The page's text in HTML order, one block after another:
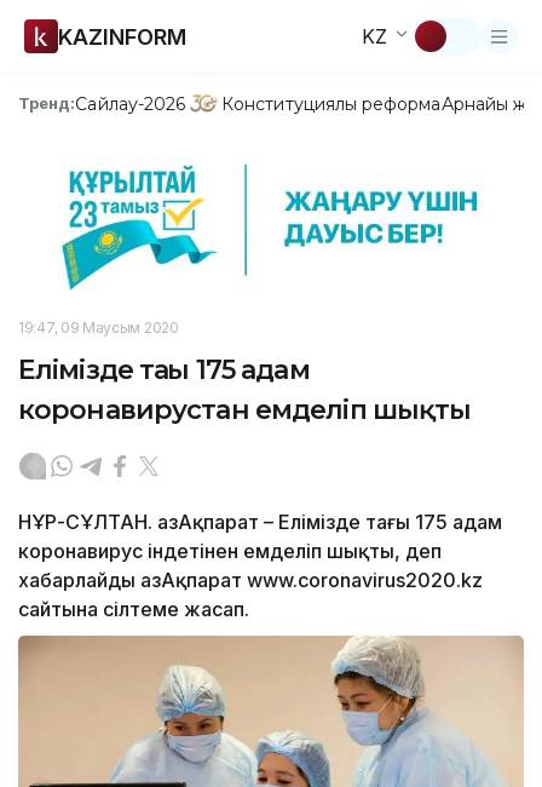
KAZINFORM KZ
Тренд:Сайлау-2026 Конституциялық реформаАрнайы
19:47, 09 Маусым 2020
Елімізде тағы 175 адам
коронавирустан емделіп шықты
НҰР-СҰЛТАН. ҚазАқпарат – Елімізде тағы 175 адам
коронавирус індетінен емделіп шықты, деп
хабарлайды ҚазАқпарат www.coronavirus2020.kz
сайтына сілтеме жасап.